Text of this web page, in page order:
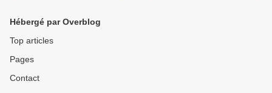
Hébergé par Overblog
Top articles
Pages
Contact